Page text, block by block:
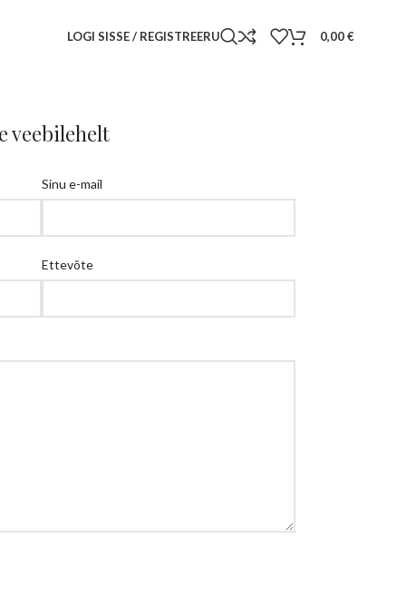
LOGI SISSE / REGISTREERU 0,00€
veebilehelt
Sinu e-mail
Ettevõte